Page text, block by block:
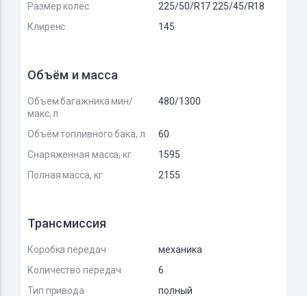
Размер колёс
225/50/R17 225/45/R18
Клиренс
145
Объём и масса
Объем багажника мин/
макс, л
480/1300
Объём топливного бака, л
60
Снаряженная масса, кг
1595
Полная масса, кг
2155
Трансмиссия
Коробка передач
механика
Количество передач
6
Тип привода
полный